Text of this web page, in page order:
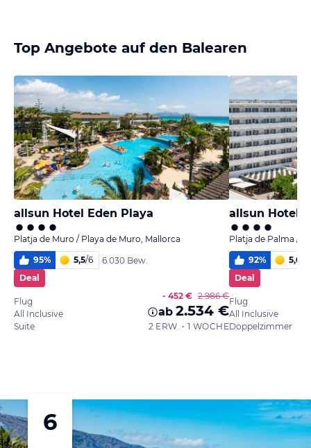
Top Angebote auf den Balearen
allsun Hotel Eden Playa
Platja de Muro / Playa de Muro, Mallorca
95% 5,5/6
6.030 Bew.
Deal
Flug
All Inclusive
Suite
- 452 € 2.986 €
ab 2.534 €
2 ERW. • 1 WOCHE
allsun Hotel
Platja de Palma /
92% 5,0
Deal
Flug
All Inclusive
Doppelzimmer
6